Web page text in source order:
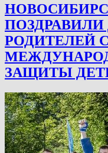
ПОЗДРАВИЛИ
РОДИТЕЛЕЙ С
ЗАЩИТЫ